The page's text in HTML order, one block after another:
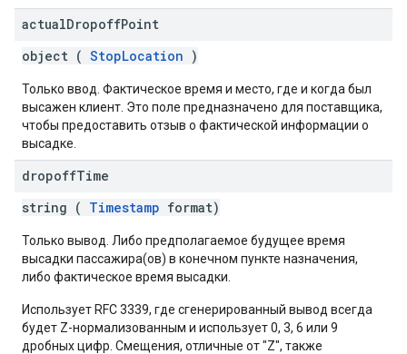
actualDropoffPoint
object ( StopLocation )
Только ввод. Фактическое время и место, где и когда был
высажен клиент. Это поле предназначено для поставщика,
чтобы предоставить отзыв о фактической информации о
высадке.
dropoffTime
string ( Timestamp format)
Только вывод. Либо предполагаемое будущее время
высадки пассажира(ов) в конечном пункте назначения,
либо фактическое время высадки.
Использует RFC 3339, где сгенерированный вывод всегда
будет Z-нормализованным и использует 0, 3, 6 или 9
дробных цифр. Смещения, отличные от "Z", также